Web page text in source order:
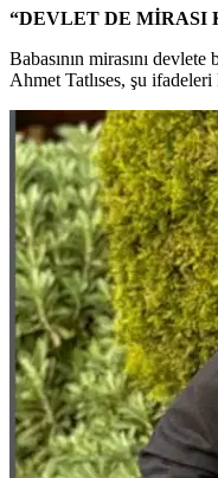
“DEVLET DE MİRASI
Babasının mirasını
Ahmet Tatlıses, şu ifadeleri